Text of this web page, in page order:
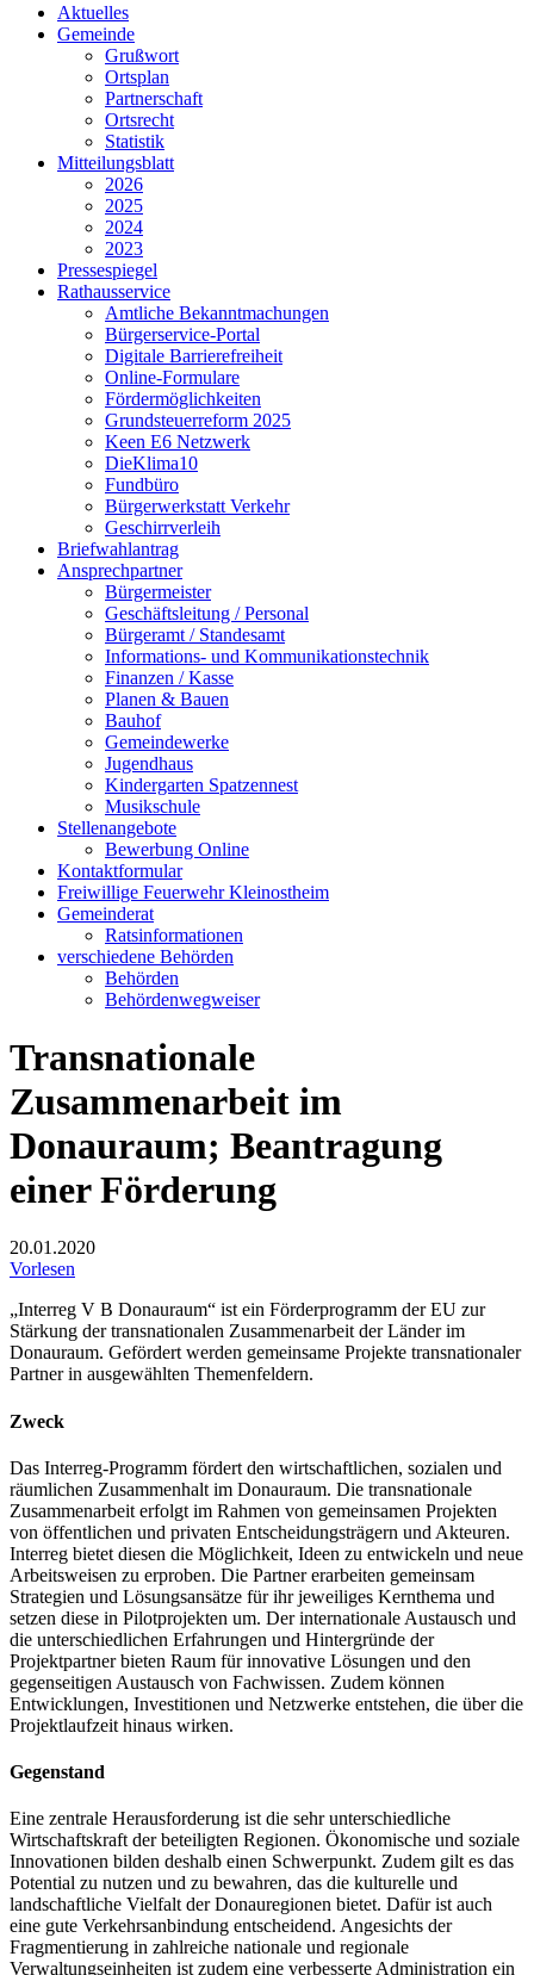
Aktuelles
Gemeinde
Grußwort
Ortsplan
Partnerschaft
Ortsrecht
Statistik
Mitteilungsblatt
2026
2025
2024
2023
Pressespiegel
Rathausservice
Amtliche Bekanntmachungen
Bürgerservice-Portal
Digitale Barrierefreiheit
Online-Formulare
Fördermöglichkeiten
Grundsteuerreform 2025
Keen E6 Netzwerk
DieKlima10
Fundbüro
Bürgerwerkstatt Verkehr
Geschirrverleih
Briefwahlantrag
Ansprechpartner
Bürgermeister
Geschäftsleitung / Personal
Bürgeramt / Standesamt
Informations- und Kommunikationstechnik
Finanzen / Kasse
Planen & Bauen
Bauhof
Gemeindewerke
Jugendhaus
Kindergarten Spatzennest
Musikschule
Stellenangebote
Bewerbung Online
Kontaktformular
Freiwillige Feuerwehr Kleinostheim
Gemeinderat
Ratsinformationen
verschiedene Behörden
Behörden
Behördenwegweiser
Transnationale
Zusammenarbeit im
Donauraum; Beantragung
einer Förderung
20.01.2020
Vorlesen
„Interreg V B Donauraum“ ist ein Förderprogramm der EU zur
Stärkung der transnationalen Zusammenarbeit der Länder im
Donauraum. Gefördert werden gemeinsame Projekte transnationaler
Partner in ausgewählten Themenfeldern.
Zweck
Das Interreg-Programm fördert den wirtschaftlichen, sozialen und
räumlichen Zusammenhalt im Donauraum. Die transnationale
Zusammenarbeit erfolgt im Rahmen von gemeinsamen Projekten
von öffentlichen und privaten Entscheidungsträgern und Akteuren.
Interreg bietet diesen die Möglichkeit, Ideen zu entwickeln und neue
Arbeitsweisen zu erproben. Die Partner erarbeiten gemeinsam
Strategien und Lösungsansätze für ihr jeweiliges Kernthema und
setzen diese in Pilotprojekten um. Der internationale Austausch und
die unterschiedlichen Erfahrungen und Hintergründe der
Projektpartner bieten Raum für innovative Lösungen und den
gegenseitigen Austausch von Fachwissen. Zudem können
Entwicklungen, Investitionen und Netzwerke entstehen, die über die
Projektlaufzeit hinaus wirken.
Gegenstand
Eine zentrale Herausforderung ist die sehr unterschiedliche
Wirtschaftskraft der beteiligten Regionen. Ökonomische und soziale
Innovationen bilden deshalb einen Schwerpunkt. Zudem gilt es das
Potential zu nutzen und zu bewahren, das die kulturelle und
landschaftliche Vielfalt der Donauregionen bietet. Dafür ist auch
eine gute Verkehrsanbindung entscheidend. Angesichts der
Fragmentierung in zahlreiche nationale und regionale
Verwaltungseinheiten ist zudem eine verbesserte Administration ein